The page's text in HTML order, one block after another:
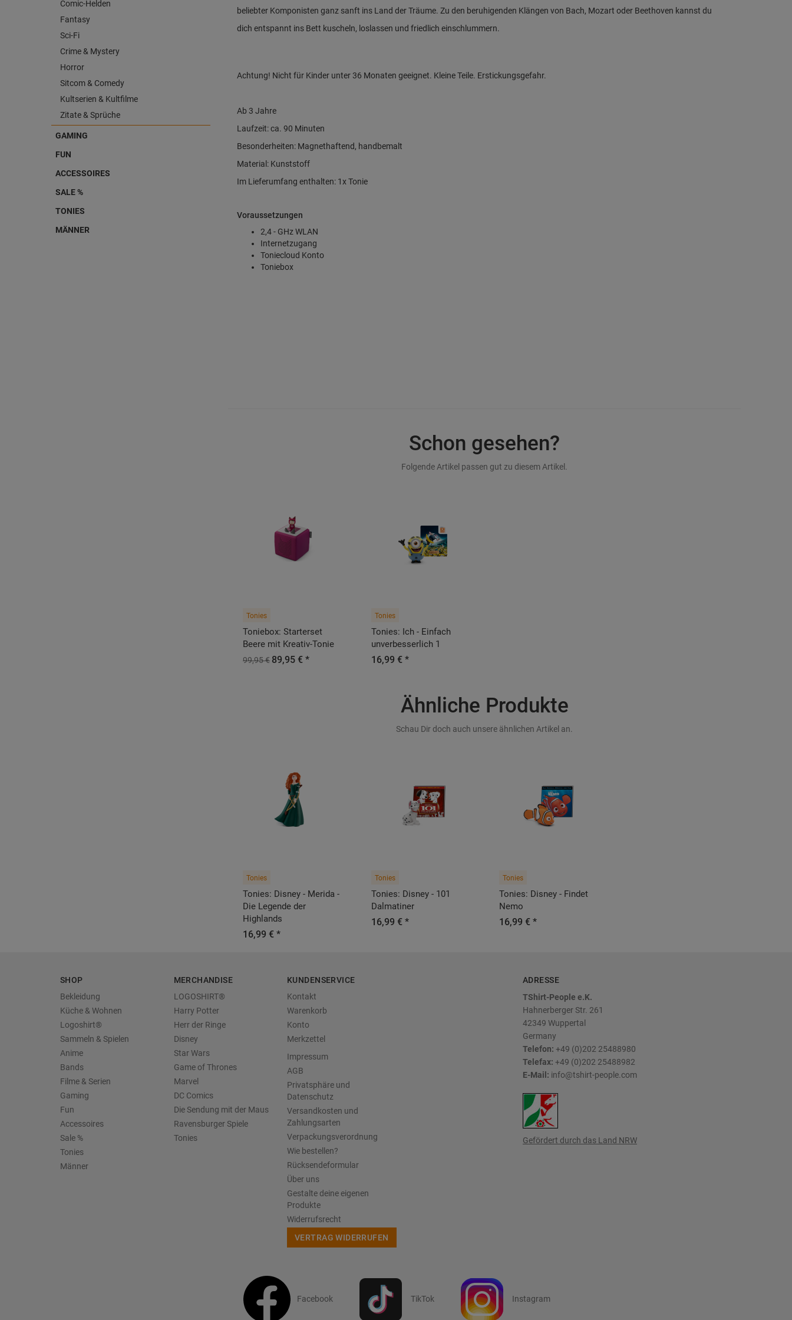
Comic-Helden
Fantasy
Sci-Fi
Crime & Mystery
Horror
Sitcom & Comedy
Kultserien & Kultfilme
Zitate & Sprüche
GAMING
FUN
ACCESSOIRES
SALE %
TONIES
MÄNNER
beliebter Komponisten ganz sanft ins Land der Träume. Zu den beruhigenden Klängen von Bach, Mozart oder Beethoven kannst du
dich entspannt ins Bett kuscheln, loslassen und friedlich einschlummern.
Achtung! Nicht für Kinder unter 36 Monaten geeignet. Kleine Teile. Erstickungsgefahr.
Ab 3 Jahre
Laufzeit: ca. 90 Minuten
Besonderheiten: Magnethaftend, handbemalt
Material: Kunststoff
Im Lieferumfang enthalten: 1x Tonie
Voraussetzungen
2,4 - GHz WLAN
Internetzugang
Toniecloud Konto
Toniebox
Schon gesehen?
Folgende Artikel passen gut zu diesem Artikel.
Tonies
Toniebox: Starterset
Beere mit Kreativ-Tonie
99,95 € 89,95 € *
Tonies
Tonies: Ich - Einfach
unverbesserlich 1
16,99 € *
Ähnliche Produkte
Schau Dir doch auch unsere ähnlichen Artikel an.
Tonies
Tonies: Disney - Merida -
Die Legende der
Highlands
16,99 € *
Tonies
Tonies: Disney - 101
Dalmatiner
16,99 € *
Tonies
Tonies: Disney - Findet
Nemo
16,99 € *
SHOP
Bekleidung
Küche & Wohnen
Logoshirt®
Sammeln & Spielen
Anime
Bands
Filme & Serien
Gaming
Fun
Accessoires
Sale %
Tonies
Männer
MERCHANDISE
LOGOSHIRT®
Harry Potter
Herr der Ringe
Disney
Star Wars
Game of Thrones
Marvel
DC Comics
Die Sendung mit der Maus
Ravensburger Spiele
Tonies
KUNDENSERVICE
Kontakt
Warenkorb
Konto
Merkzettel
Impressum
AGB
Privatsphäre und
Datenschutz
Versandkosten und
Zahlungsarten
Verpackungsverordnung
Wie bestellen?
Rücksendeformular
Über uns
Gestalte deine eigenen
Produkte
Widerrufsrecht
VERTRAG WIDERRUFEN
ADRESSE
TShirt-People e.K.
Hahnerberger Str. 261
42349 Wuppertal
Germany
Telefon: +49 (0)202 25488980
Telefax: +49 (0)202 25488982
E-Mail: info@tshirt-people.com
Gefördert durch das Land NRW
Facebook TikTok Instagram